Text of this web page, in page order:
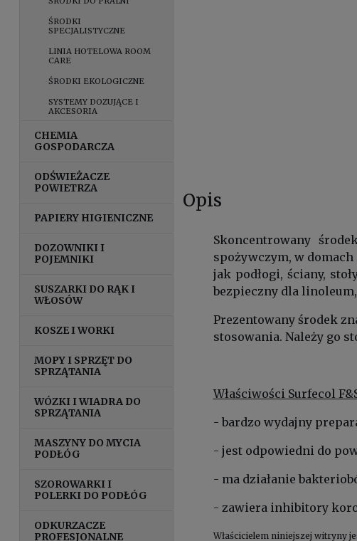
ŚRODKI
SPECJALISTYCZNE
LINIA HOTELOWA ROOM
CARE
ŚRODKI EKOLOGICZNE
SYSTEMY DOZUJĄCE I
AKCESORIA
CHEMIA
GOSPODARCZA
ODŚWIEŻACZE
POWIETRZA
PAPIERY HIGIENICZNE
DOZOWNIKI I
POJEMNIKI
SUSZARKI DO RĄK I
WŁOSÓW
KOSZE I WORKI
MOPY I SPRZĘT DO
SPRZĄTANIA
WÓZKI I WIADRA DO
SPRZĄTANIA
MASZYNY DO MYCIA
PODŁÓG
SZOROWARKI I
POLERKI DO PODŁÓG
ODKURZACZE
PROFESJONALNE
Opis
Skoncentrowany
spożywczym, w
jak podłogi, ściany,
bezpieczny dla
Prezentowany środek
stosowania. Należy go
Właściwości Surfecol
- bardzo wydajny
- jest odpowiedni do
- ma działanie
- zawiera inhibitory
Właścicielem niniejszej witryny